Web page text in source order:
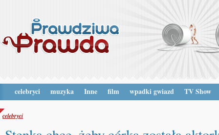
celebryci muzyka Inne film wpadki gwiazd TV Show
celebryci